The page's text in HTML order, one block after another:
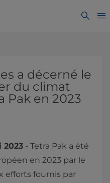
a décerné le
du climat
Pak en 2023
2023 - Tetra Pak a été
en 2023 par le
efforts fournis par